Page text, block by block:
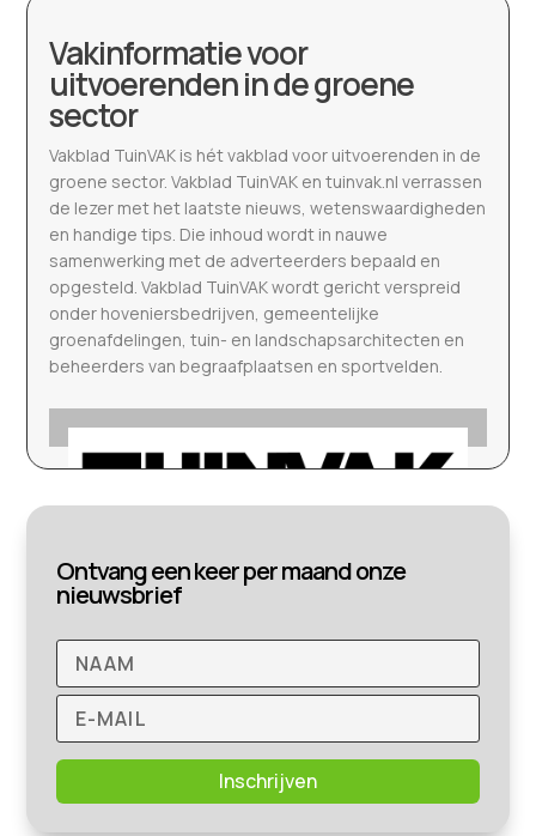
Vakinformatie voor
uitvoerenden in de groene
sector
Vakblad TuinVAK is hét vakblad voor uitvoerenden in de
groene sector. Vakblad TuinVAK en tuinvak.nl verrassen
de lezer met het laatste nieuws, wetenswaardigheden
en handige tips. Die inhoud wordt in nauwe
samenwerking met de adverteerders bepaald en
opgesteld. Vakblad TuinVAK wordt gericht verspreid
onder hoveniersbedrijven, gemeentelijke
groenafdelingen, tuin- en landschapsarchitecten en
beheerders van begraafplaatsen en sportvelden.
Ontvang een keer per maand onze
nieuwsbrief
Inschrijven